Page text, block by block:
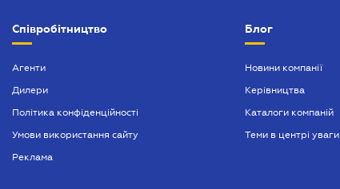
БІЗНЕС
БУХГАЛТЕР ПРОФ
Співробітництво
Агенти
Дилери
Політика конфіденційності
Умови використання сайту
Реклама
Блог
Новини компанії
Керівництва
Каталоги компаній
Теми в центрі уваги